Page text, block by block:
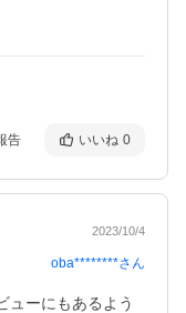
告 いいね 0
2023/10/4
oba********さん
ューにもあるよう